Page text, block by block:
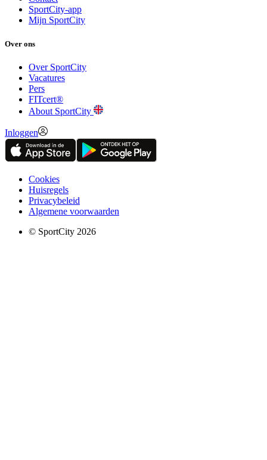
SportCity-app
Mijn SportCity
Over ons
Over SportCity
Vacatures
Pers
FITcert®
About SportCity
Inloggen
Cookies
Huisregels
Privacybeleid
Algemene voorwaarden
© SportCity 2026